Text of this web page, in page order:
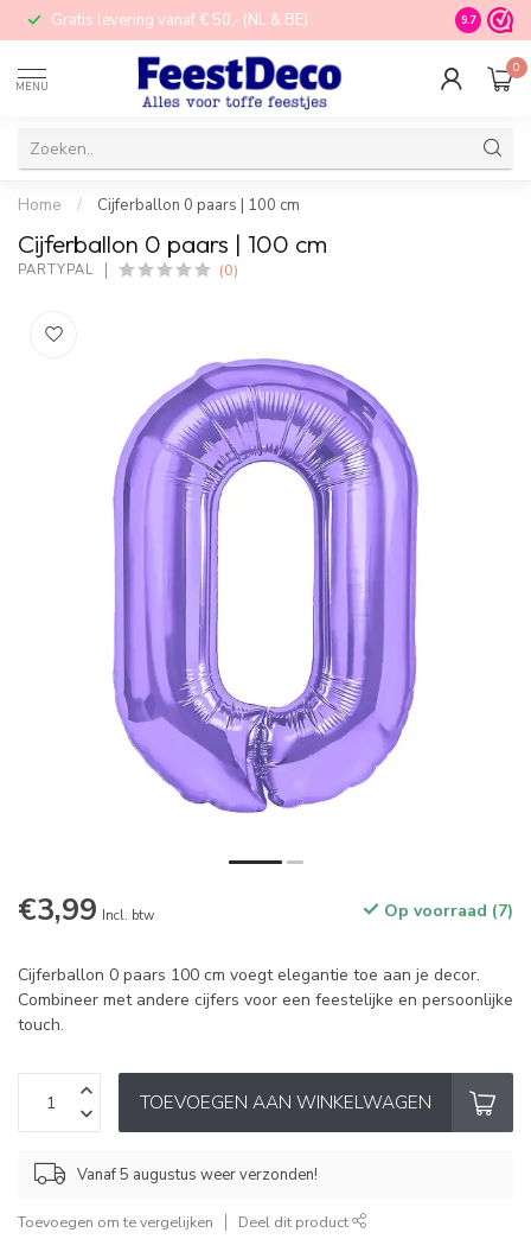
Gratis levering vanaf € 50,- (NL & BE) STORE in
9.7
MENU
0
Home / Cijferballon 0 paars | 100 cm
Cijferballon 0 paars | 100 cm
PARTYPAL (0)
€3,99 Incl. btw Op voorraad (7)
Cijferballon 0 paars 100 cm voegt elegantie toe aan je decor.
Combineer met andere cijfers voor een feestelijke en persoonlijke
touch.
TOEVOEGEN AAN WINKELWAGEN
Vanaf 5 augustus weer verzonden!
Toevoegen om te vergelijken Deel dit product